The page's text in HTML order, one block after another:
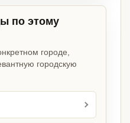
по этому
городе,
городскую